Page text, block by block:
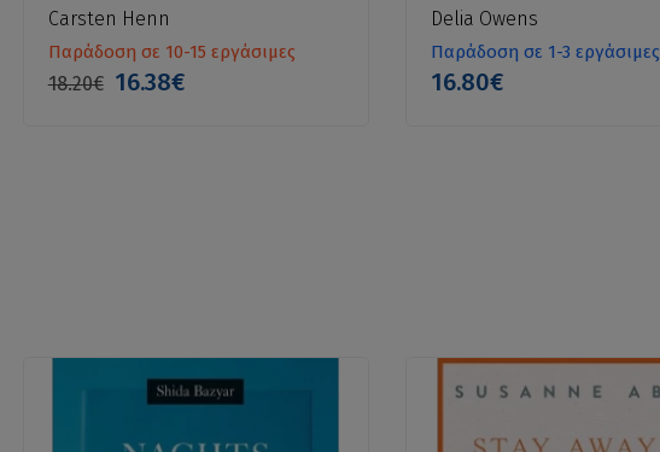
Carsten Henn
Παράδοση σε 10-15 εργάσιμες
18.20€ 16.38€
Delia Owens
Παράδοση σε 1-3 εργάσιμες
16.80€